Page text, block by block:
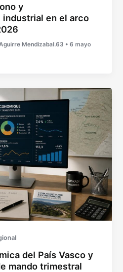
y
en el arco
Mendizabal.63 •6 mayo
del País Vasco y
mando trimestral